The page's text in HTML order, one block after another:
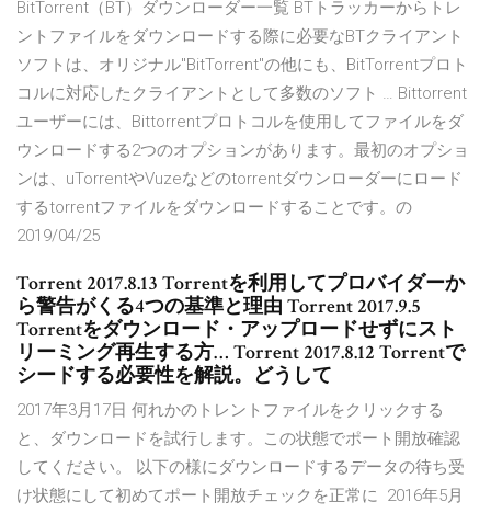
BitTorrent（BT）ダウンローダー一覧 BTトラッカーからトレ
ントファイルをダウンロードする際に必要なBTクライアント
ソフトは、オリジナル"BitTorrent"の他にも、BitTorrentプロト
コルに対応したクライアントとして多数のソフト … Bittorrent
ユーザーには、Bittorrentプロトコルを使用してファイルをダ
ウンロードする2つのオプションがあります。最初のオプショ
ンは、uTorrentやVuzeなどのtorrentダウンローダーにロード
するtorrentファイルをダウンロードすることです。の
2019/04/25
Torrent 2017.8.13 Torrentを利用してプロバイダーか
ら警告がくる4つの基準と理由 Torrent 2017.9.5
Torrentをダウンロード・アップロードせずにスト
リーミング再生する方… Torrent 2017.8.12 Torrentで
シードする必要性を解説。どうして
2017年3月17日 何れかのトレントファイルをクリックする
と、ダウンロードを試行します。この状態でポート開放確認
してください。 以下の様にダウンロードするデータの待ち受
け状態にして初めてポート開放チェックを正常に 2016年5月